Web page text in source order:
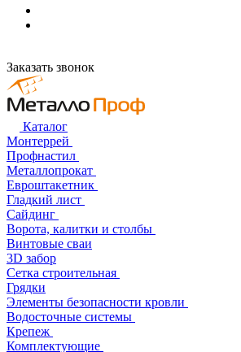
Заказать звонок
Каталог
Монтеррей
Профнастил
Металлопрокат
Евроштакетник
Гладкий лист
Сайдинг
Ворота, калитки и столбы
Винтовые сваи
3D забор
Сетка строительная
Грядки
Элементы безопасности кровли
Водосточные системы
Крепеж
Комплектующие